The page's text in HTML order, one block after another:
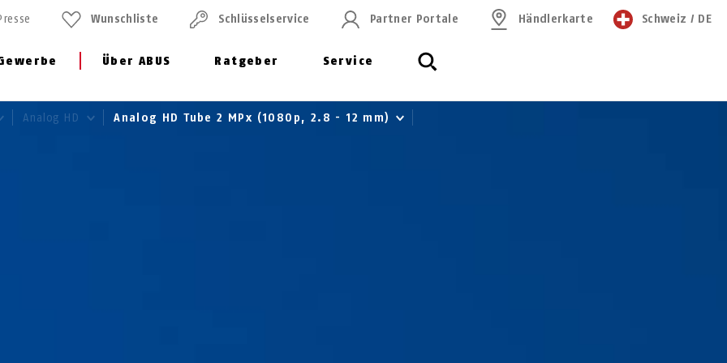
Über ABUS Ratgeber Service
Wunschliste Schlüssel­service Partner Portale Händlerkarte Schweiz / DE
Analog HD Analog HD Tube 2 MPx (1080p, 2.8 - 12 mm)